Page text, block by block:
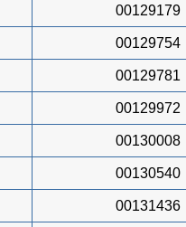
00129179
00129754
00129781
00129972
00130008
00130540
00131436